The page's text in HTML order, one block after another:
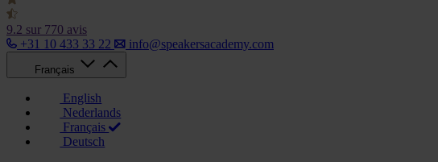
9.2 sur 770 avis
+31 10 433 33 22
info@speakersacademy.com
Français
English
Nederlands
Français
Deutsch